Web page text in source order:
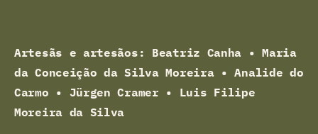
Artesãs e artesãos: Beatriz Canha • Maria
da Conceição da SilvaMoreira • Analide do
Carmo • Jürgen Cramer • Luis Filipe
Moreira da Silva